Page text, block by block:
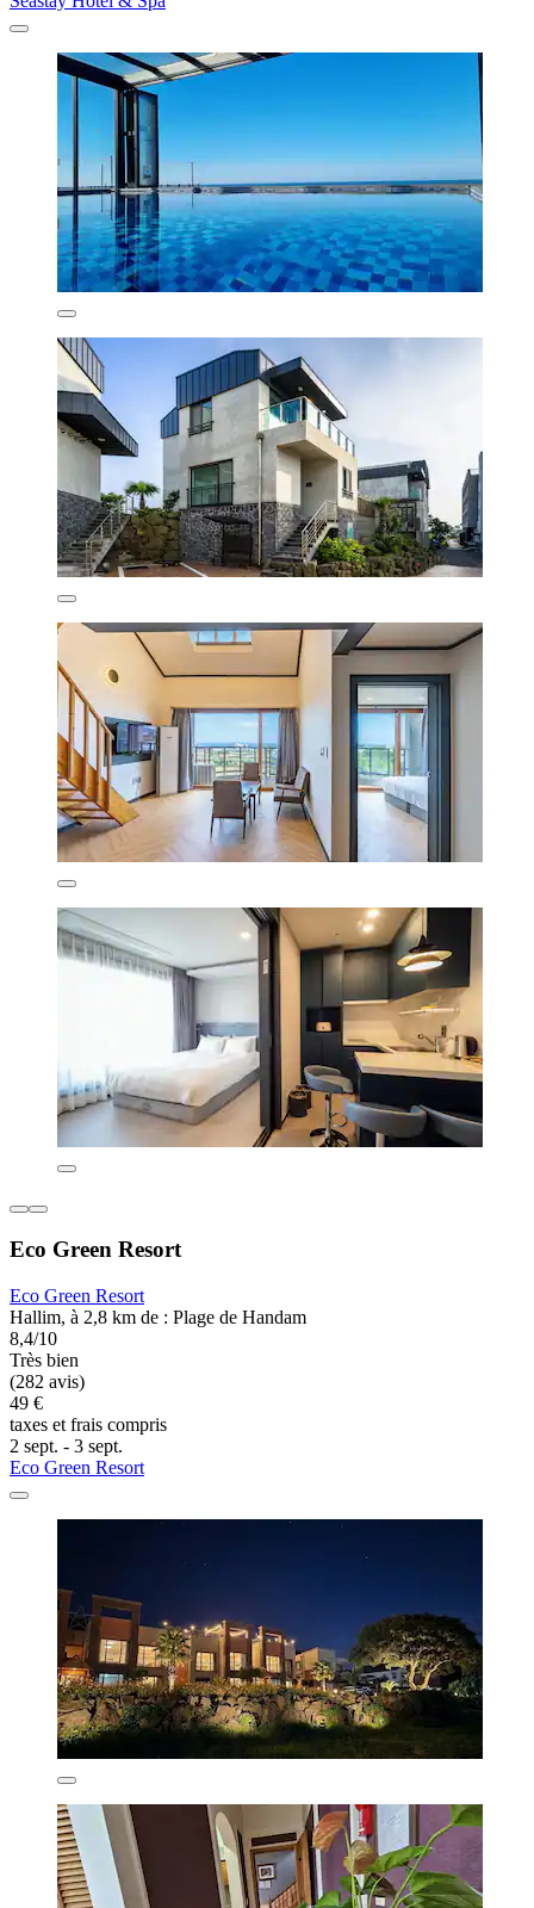
Eco Green Resort
Eco Green Resort
Hallim, à 2,8 km de : Plage de Handam
8,4/10
Très bien
(282 avis)
49 €
taxes et frais compris
2 sept. - 3 sept.
Eco Green Resort